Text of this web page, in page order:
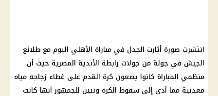
انتشرت صورة أثارت الجدل في مباراة الأهلي اليوم مع طلائع
الجيش في جولة من جولات رابطة الأندية المصرية حيث أن
منظمي المباراة كانوا يضعون كرة القدم على غطاء زجاجة مياه
معدنية مما أدى إلى سقوط الكرة وتبين للجمهور أنها كانت